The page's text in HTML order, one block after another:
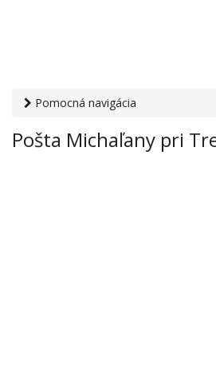
Pomocná navigácia
služby› Pošty› Pošta Michaľany pri
Pošta Michaľany pri